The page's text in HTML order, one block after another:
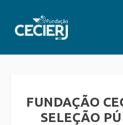
FUNDAÇÃO
SELEÇÃO